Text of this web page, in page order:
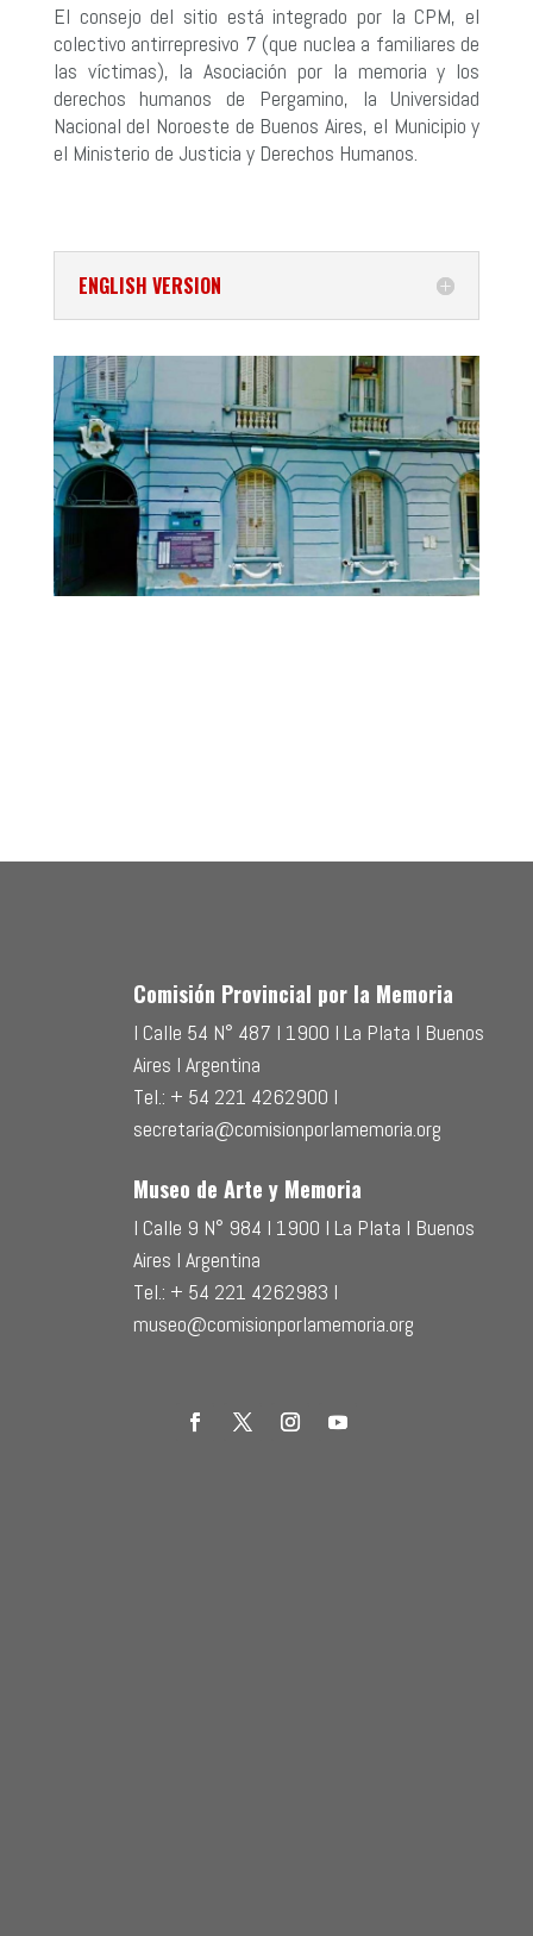
El consejo del sitio está integrado por la CPM, el
colectivo antirrepresivo 7 (que nuclea a familiares de
las víctimas), la Asociación por la memoria y los
derechos humanos de Pergamino, la Universidad
Nacional del Noroeste de Buenos Aires, el Municipio y
el Ministerio de Justicia y Derechos Humanos.
ENGLISH VERSION
Comisión Provincial por la Memoria
l Calle 54 N° 487 l 1900 l La Plata l Buenos
Aires l Argentina
Tel.: + 54 221 4262900 l
secretaria@comisionporlamemoria.org
Museo de Arte y Memoria
l Calle 9 N° 984 l 1900 l La Plata l Buenos
Aires l Argentina
Tel.: + 54 221 4262983 l
museo@comisionporlamemoria.org